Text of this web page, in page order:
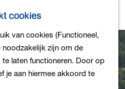
cookies
van cookies (Functioneel,
zijn om de
laten functioneren. Door op
je aan hiermee akkoord te
Bollen en Bloemen
Uit eten
DB4daagse - Inschrijven
Kinderactiviteiten
De natuur in